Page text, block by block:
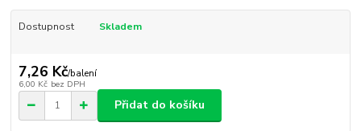
Dostupnost Skladem
7,26 Kč/balení
6,00 Kč bez DPH
Přidat do košíku